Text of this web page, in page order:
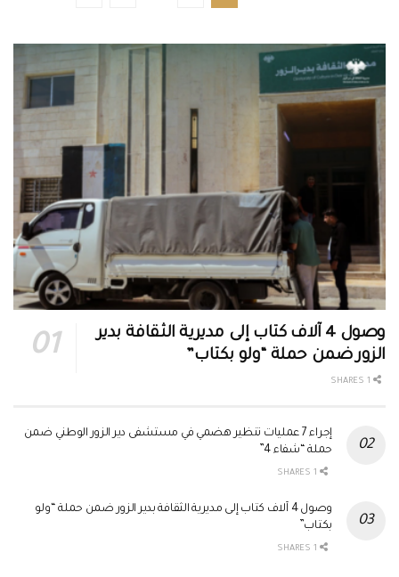
وصول 4 آلاف كتاب إلى مديرية الثقافة بدير
الزور ضمن حملة “ولو بكتاب”
إجراء 7 عمليات تنظير هضمي في مستشفى دير الزور الوطني ضمن
حملة “شفاء 4”
وصول 4 آلاف كتاب إلى مديرية الثقافة بدير الزور ضمن حملة “ولو
بكتاب”